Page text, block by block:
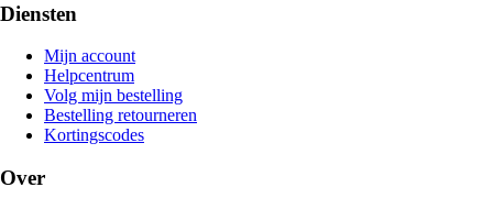
Diensten
Mijn account
Helpcentrum
Volg mijn bestelling
Bestelling retourneren
Kortingscodes
Over